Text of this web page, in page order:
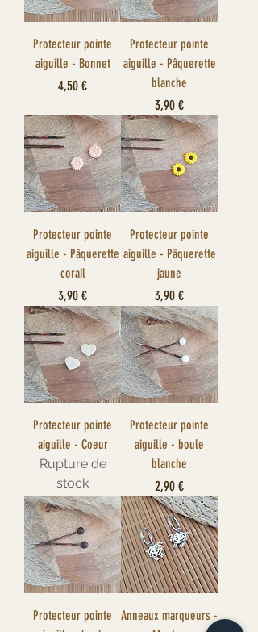
Protecteur pointe
aiguille - Bonnet
Prix
4,50 €
Protecteur pointe
aiguille - Pâquerette
blanche
Prix
3,90 €
Protecteur pointe
aiguille - Pâquerette
corail
Prix
3,90 €
Protecteur pointe
aiguille - Pâquerette
jaune
Prix
3,90 €
Protecteur pointe
aiguille - Coeur
Rupture de
stock
Protecteur pointe
aiguille - boule
blanche
Prix
2,90 €
Protecteur pointe
Anneaux marqueurs -